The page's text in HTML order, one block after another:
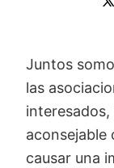
Juntos
las
aconsejable
causar una